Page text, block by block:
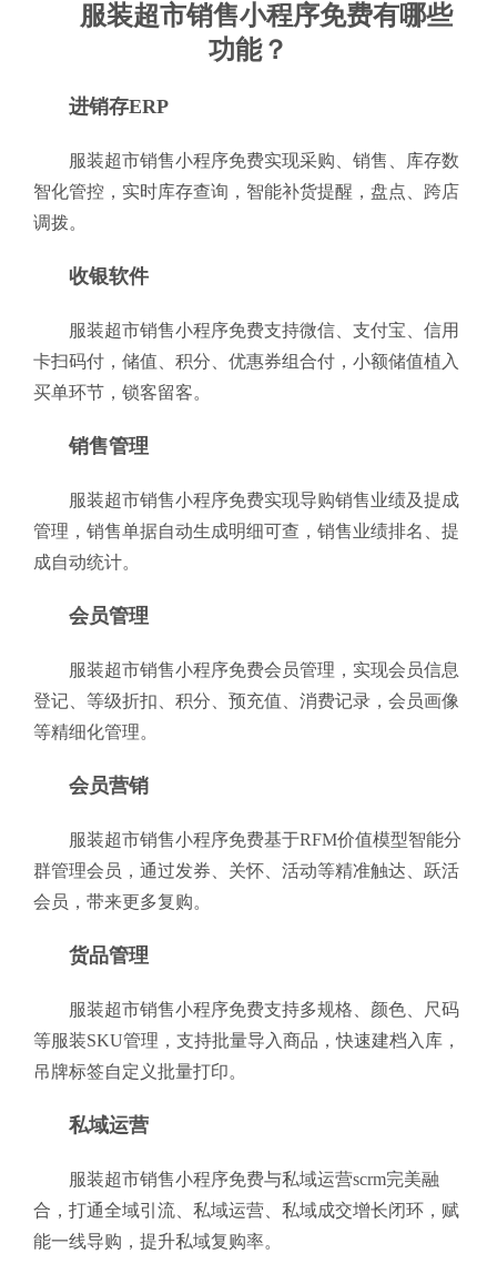
服装超市销售小程序免费有哪些
功能？
进销存ERP
服装超市销售小程序免费实现采购、销售、库存数
智化管控，实时库存查询，智能补货提醒，盘点、跨店
调拨。
收银软件
服装超市销售小程序免费支持微信、支付宝、信用
卡扫码付，储值、积分、优惠券组合付，小额储值植入
买单环节，锁客留客。
销售管理
服装超市销售小程序免费实现导购销售业绩及提成
管理，销售单据自动生成明细可查，销售业绩排名、提
成自动统计。
会员管理
服装超市销售小程序免费会员管理，实现会员信息
登记、等级折扣、积分、预充值、消费记录，会员画像
等精细化管理。
会员营销
服装超市销售小程序免费基于RFM价值模型智能分
群管理会员，通过发券、关怀、活动等精准触达、跃活
会员，带来更多复购。
货品管理
服装超市销售小程序免费支持多规格、颜色、尺码
等服装SKU管理，支持批量导入商品，快速建档入库，
吊牌标签自定义批量打印。
私域运营
服装超市销售小程序免费与私域运营scrm完美融
合，打通全域引流、私域运营、私域成交增长闭环，赋
能一线导购，提升私域复购率。